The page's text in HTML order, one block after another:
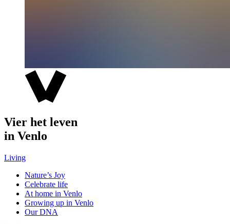
Vier het leven
in Venlo
Living
Nature’s Joy
Celebrate life
At home in Venlo
Growing up in Venlo
Our DNA